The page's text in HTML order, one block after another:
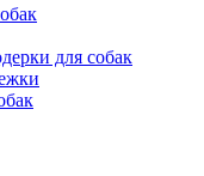
для собак